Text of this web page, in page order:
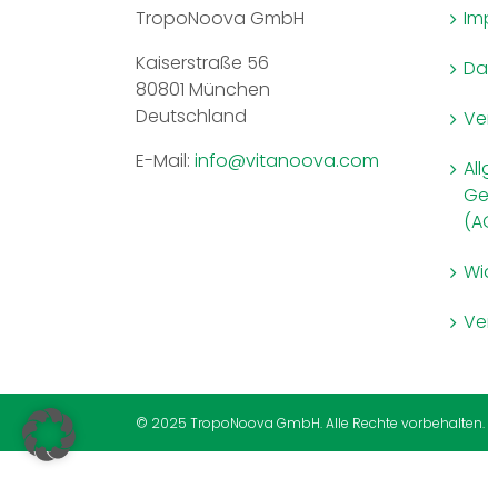
TropoNoova GmbH
Kaiserstraße 56
80801 München
Deutschland
E-Mail: info@vitanoova.com
© 2025 TropoNoova GmbH. Alle Rechte vorbehalten.